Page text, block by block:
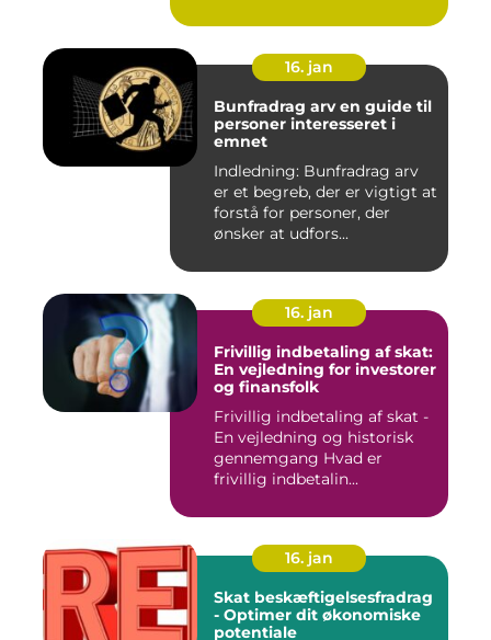
16. jan
Bunfradrag arv en guide til
personer interesseret i
emnet
Indledning: Bunfradrag arv
er et begreb, der er vigtigt at
forstå for personer, der
ønsker at udfors...
16. jan
Frivillig indbetaling af skat:
En vejledning for investorer
og finansfolk
Frivillig indbetaling af skat -
En vejledning og historisk
gennemgang Hvad er
frivillig indbetalin...
16. jan
Skat beskæftigelsesfradrag
- Optimer dit økonomiske
potentiale